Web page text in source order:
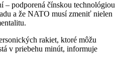
– podporená čínskou technológiou
a že NATO musí zmeniť nielen
rakiet, ktoré môžu
v priebehu minút, informuje